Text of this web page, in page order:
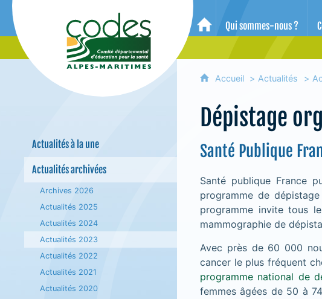
CoDES 06 - Comité départemental
Accueil
Qui sommes-nous ?
Actualités à la une
Actualités archivées
Archives 2026
Actualités 2025
Actualités 2024
Actualités 2023
Actualités 2022
Actualités 2021
Actualités 2020
Accueil Actualités
Dépistage
Santé Publique
Santé publique France
programme de
programme invite tous
mammographie de
Avec près de 60 000
cancer le plus fréquent
programme national de
femmes âgées de 50 à